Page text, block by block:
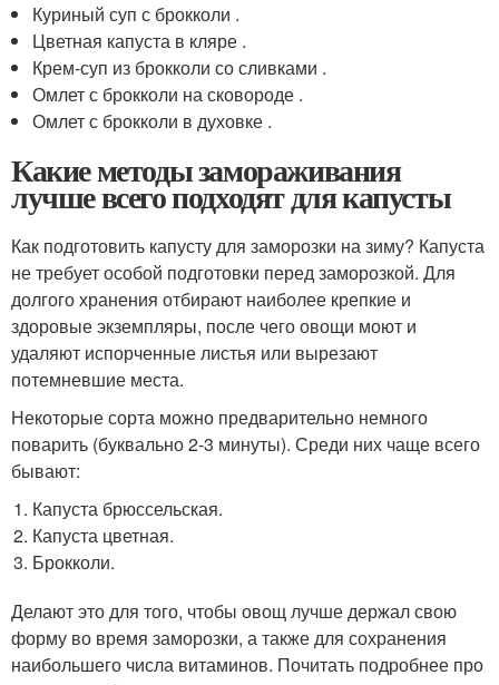
Куриный суп с брокколи .
Цветная капуста в кляре .
Крем-суп из брокколи со сливками .
Омлет с брокколи на сковороде .
Омлет с брокколи в духовке .
Какие методы замораживания
лучше всего подходят для капусты
Как подготовить капусту для заморозки на зиму? Капуста
не требует особой подготовки перед заморозкой. Для
долгого хранения отбирают наиболее крепкие и
здоровые экземпляры, после чего овощи моют и
удаляют испорченные листья или вырезают
потемневшие места.
Некоторые сорта можно предварительно немного
поварить (буквально 2-3 минуты). Среди них чаще всего
бывают:
Капуста брюссельская.
Капуста цветная.
Брокколи.
Делают это для того, чтобы овощ лучше держал свою
форму во время заморозки, а также для сохранения
наибольшего числа витаминов. Почитать подробнее про